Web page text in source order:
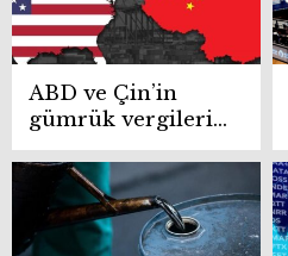
ABD ve Çin’in
gümrük vergileri
müzakeresinde
TikTok çıkmazı